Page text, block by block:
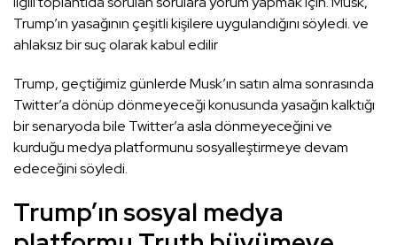
Trump’ın yasağının çeşitli kişilere uygulandığını söyledi. ve
ahlaksız bir suç olarak kabul edilir
Trump, geçtiğimiz günlerde Musk’ın satın alma sonrasında
Twitter’a dönüp dönmeyeceği konusunda yasağın kalktığı
bir senaryoda bile Twitter’a asla dönmeyeceğini ve
kurduğu medya platformunu sosyalleştirmeye devam
edeceğini söyledi.
Trump’ın sosyal medya